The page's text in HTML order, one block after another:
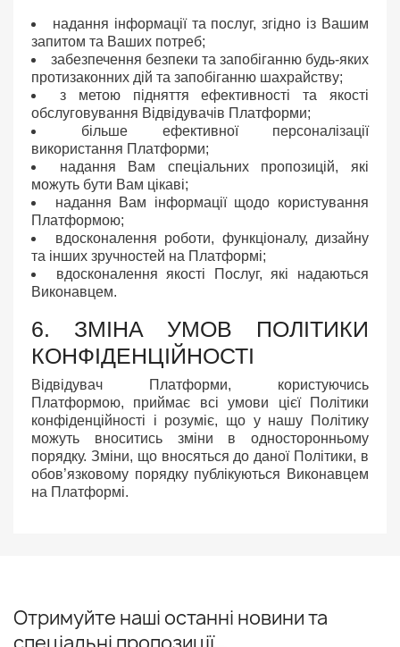
надання інформації та послуг, згідно із Вашим
запитом та Ваших потреб;
забезпечення безпеки та запобіганню будь-яких
протизаконних дій та запобіганню шахрайству;
з метою підняття ефективності та якості
обслуговування Відвідувачів Платформи;
більше ефективної персоналізації
використання Платформи;
надання Вам спеціальних пропозицій, які
можуть бути Вам цікаві;
надання Вам інформації щодо користування
Платформою;
вдосконалення роботи, функціоналу, дизайну
та інших зручностей на Платформі;
вдосконалення якості Послуг, які надаються
Виконавцем.
6. ЗМІНА УМОВ ПОЛІТИКИ
КОНФІДЕНЦІЙНОСТІ
Відвідувач Платформи, користуючись
Платформою, приймає всі умови цієї Політики
конфіденційності і розуміє, що у нашу Політику
можуть вноситись зміни в односторонньому
порядку. Зміни, що вносяться до даної Політики, в
обов’язковому порядку публікуються Виконавцем
на Платформі.
Отримуйте наші останні новини та